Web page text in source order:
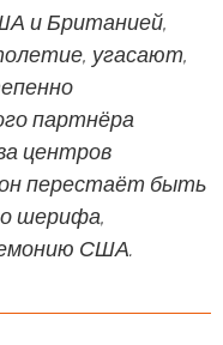
и Британией,
угасают,
партнёра
центров
перестаёт быть
шерифа,
США.